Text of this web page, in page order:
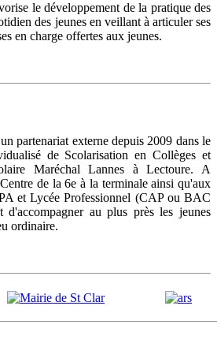
le développement de la pratique des
des jeunes en veillant à articuler ses
en charge offertes aux jeunes.
partenariat externe depuis 2009 dans le
de Scolarisation en Collèges et
Maréchal Lannes à Lectoure. A
de la 6e à la terminale ainsi qu'aux
et Lycée Professionnel (CAP ou BAC
d'accompagner au plus près les jeunes
ordinaire.